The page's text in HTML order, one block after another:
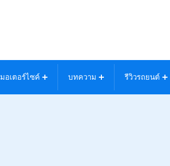
มอเตอร์ไซค์ บทความ รีวิวรถยนต์